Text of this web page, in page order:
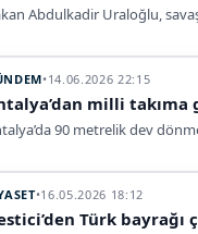
Abdulkadir Uraloğlu,
•14.06.2026 22:15
milli takıma
90 metrelik dev
•16.05.2026 18:12
Türk bayrağı